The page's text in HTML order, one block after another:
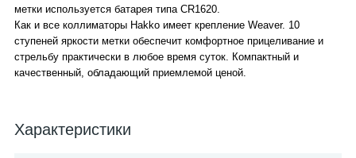
метки используется батарея типа CR1620.
Как и все коллиматоры Hakko имеет крепление Weaver. 10
ступеней яркости метки обеспечит комфортное прицеливание и
стрельбу практически в любое время суток. Компактный и
качественный, обладающий приемлемой ценой.
Характеристики